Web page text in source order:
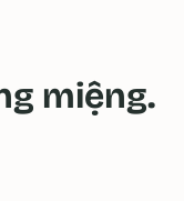
miệng.